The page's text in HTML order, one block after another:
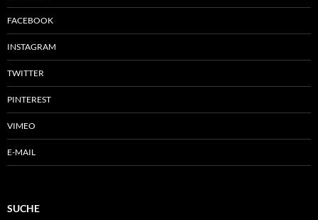
FACEBOOK
INSTAGRAM
TWITTER
PINTEREST
VIMEO
E-MAIL
SUCHE